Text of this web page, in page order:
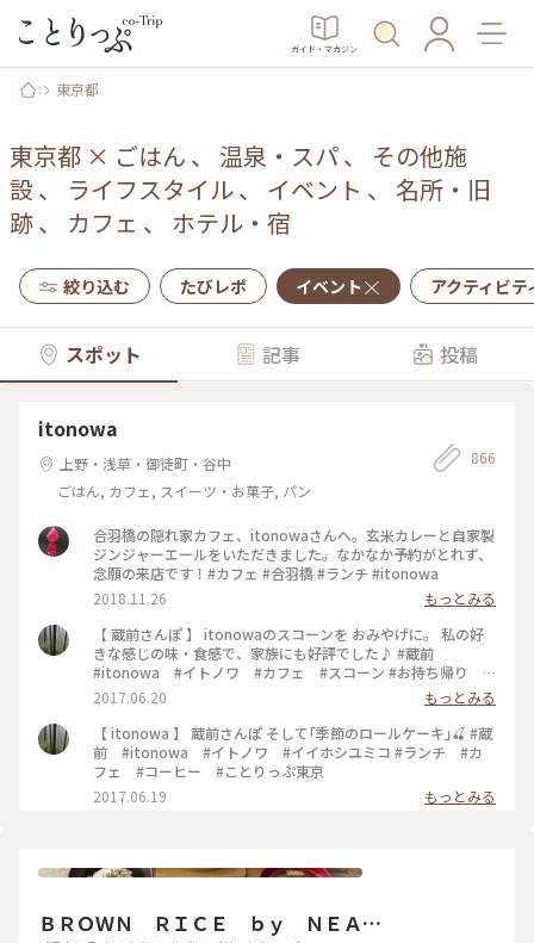
ガイド・マガジン
東京都
東京都 × ごはん 、 温泉・スパ、 その他施
設、 ライフスタイル、 イベント 、 名所・旧
跡、 カフェ 、 ホテル・宿
絞り込む たびレポ イベント アクティビテ
スポット 記事 投稿
itonowa
上野・浅草・御徒町・谷中
ごはん, カフェ, スイーツ・お菓子, パン
866
合羽橋の隠れ家カフェ、itonowaさんへ。玄米カレーと自家製
ジンジャーエールをいただきました。なかなか予約がとれず、
念願の来店です！#カフェ #合羽橋 #ランチ #itonowa
2018.11.26
もっとみる
【 蔵前さんぽ 】 itonowaのスコーンを おみやげに。 私の好
きな感じの味・食感で、家族にも好評でした♪ #蔵前
#itonowa #イトノワ #カフェ #スコーン #お持ち帰り #
おみやげ
2017.06.20
もっとみる
【 itonowa 】 蔵前さんぽ そして｢季節のロールケーキ｣🍒 #蔵
前 #itonowa #イトノワ #イイホシユミコ #ランチ #カ
フェ #コーヒー #ことりっぷ東京
2017.06.19
もっとみる
ＢＲＯＷＮ ＲＩＣＥ ｂｙ ＮＥＡ